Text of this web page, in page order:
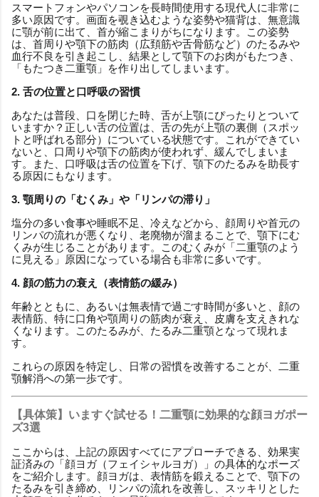
スマートフォンやパソコンを長時間使用する現代人に非常に
多い原因です。画面を覗き込むような姿勢や猫背は、無意識
に顎が前に出て、首が縮こまりがちになります。この姿勢
は、首周りや顎下の筋肉（広頚筋や舌骨筋など）のたるみや
血行不良を引き起こし、結果として顎下のお肉がもたつき、
「もたつき二重顎」を作り出してしまいます。
2. 舌の位置と口呼吸の習慣
あなたは普段、口を閉じた時、舌が上顎にぴったりとついて
いますか？正しい舌の位置は、舌の先が上顎の裏側（スポッ
トと呼ばれる部分）についている状態です。これができてい
ないと、口周りや顎下の筋肉が使われず、緩んでしまいま
す。また、口呼吸は舌の位置を下げ、顎下のたるみを助長す
る原因にもなります。
3. 顎周りの「むくみ」や「リンパの滞り」
塩分の多い食事や睡眠不足、冷えなどから、顔周りや首元の
リンパの流れが悪くなり、老廃物が溜まることで、顎下にむ
くみが生じることがあります。このむくみが「二重顎のよう
に見える」原因になっている場合も非常に多いです。
4. 顔の筋力の衰え（表情筋の緩み）
年齢とともに、あるいは無表情で過ごす時間が多いと、顔の
表情筋、特に口角や顎周りの筋肉が衰え、皮膚を支えきれな
くなります。このたるみが、たるみ二重顎となって現れま
す。
これらの原因を特定し、日常の習慣を改善することが、二重
顎解消への第一歩です。
【具体策】いますぐ試せる！二重顎に効果的な顔ヨガポー
ズ3選
ここからは、上記の原因すべてにアプローチできる、効果実
証済みの「顔ヨガ（フェイシャルヨガ）」の具体的なポーズ
をご紹介します。顔ヨガは、表情筋を鍛えることで、顎下の
たるみを引き締め、リンパの流れを改善し、スッキリとした